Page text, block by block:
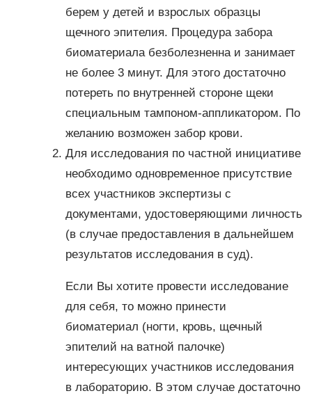
берем у детей и взрослых образцы
щечного эпителия. Процедура забора
биоматериала безболезненна и занимает
не более 3 минут. Для этого достаточно
потереть по внутренней стороне щеки
специальным тампоном-аппликатором. По
желанию возможен забор крови.
Для исследования по частной инициативе
необходимо одновременное присутствие
всех участников экспертизы с
документами, удостоверяющими личность
(в случае предоставления в дальнейшем
результатов исследования в суд).
Если Вы хотите провести исследование
для себя, то можно принести
биоматериал (ногти, кровь, щечный
эпителий на ватной палочке)
интересующих участников исследования
в лабораторию. В этом случае достаточно